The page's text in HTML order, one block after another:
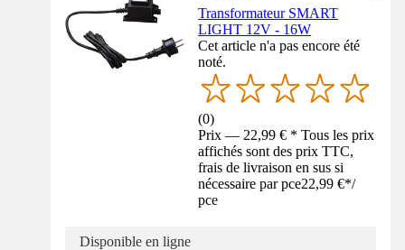
Transformateur SMART
LIGHT 12V - 16W
Cet article n'a pas encore été
noté.
(0)
Prix — 22,99 € * Tous les prix
affichés sont des prix TTC,
frais de livraison en sus si
nécessaire par pce22,99 €*/
pce
Disponible en ligne